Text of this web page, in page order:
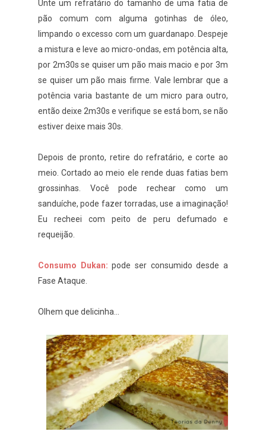
Unte um refratário do tamanho de uma fatia de
pão comum com alguma gotinhas de óleo,
limpando o excesso com um guardanapo. Despeje
a mistura e leve ao micro-ondas, em potência alta,
por 2m30s se quiser um pão mais macio e por 3m
se quiser um pão mais firme. Vale lembrar que a
potência varia bastante de um micro para outro,
então deixe 2m30s e verifique se está bom, se não
estiver deixe mais 30s.
Depois de pronto, retire do refratário, e corte ao
meio. Cortado ao meio ele rende duas fatias bem
grossinhas. Você pode rechear como um
sanduíche, pode fazer torradas, use a imaginação!
Eu recheei com peito de peru defumado e
requeijão.
Consumo Dukan:pode ser consumido desde a
Fase Ataque.
Olhem que delicinha...